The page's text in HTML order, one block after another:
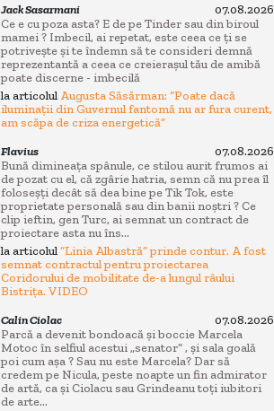
Jack Sasarmani
07.08.2026
Ce e cu poza asta? E de pe Tinder sau din biroul
mamei ? Imbecil, ai repetat, este ceea ce ți se
potrivește și te îndemn să te consideri demnă
reprezentantă a ceea ce creierașul tău de amibă
poate discerne - imbecilă
la articolul Augusta Săsărman: “Poate dacă
iluminații din Guvernul fantomă nu ar fura curent,
am scăpa de criza energetică”
Flavius
07.08.2026
Bună dimineața spânule, ce stilou aurit frumos ai
de pozat cu el, că zgârie hatria, semn că nu prea îl
foloseșți decât să dea bine pe Tik Tok, este
proprietate personală sau din banii noștri ? Ce
clip ieftin, gen Turc, ai semnat un contract de
proiectare asta nu îns...
la articolul“Linia Albastră” prinde contur. A fost
semnat contractul pentru proiectarea
Coridorului de mobilitate de-a lungul râului
Bistrița. VIDEO
Calin Ciolac
07.08.2026
Parcă a devenit bondoacă și boccie Marcela
Motoc în selfiul acestui „senator” , și sala goală
poi cum așa ? Sau nu este Marcela? Dar să
credem pe Nicula, peste noapte un fin admirator
de artă, ca și Ciolacu sau Grindeanu toți iubitori
de arte...